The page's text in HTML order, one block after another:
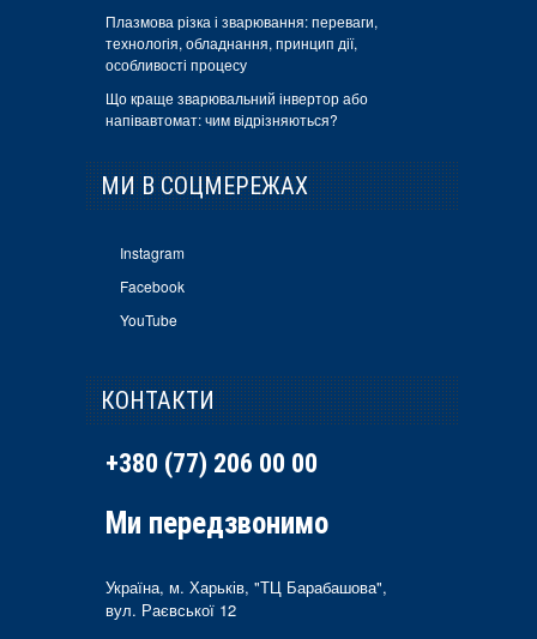
Плазмова різка і зварювання: переваги,
технологія, обладнання, принцип дії,
особливості процесу
Що краще зварювальний інвертор або
напівавтомат: чим відрізняються?
МИ В СОЦМЕРЕЖАХ
Instagram
Facebook
YouTube
КОНТАКТИ
+380 (77) 206 00 00
Ми передзвонимо
Україна, м. Харьків, "ТЦ Барабашова",
вул. Раєвської 12